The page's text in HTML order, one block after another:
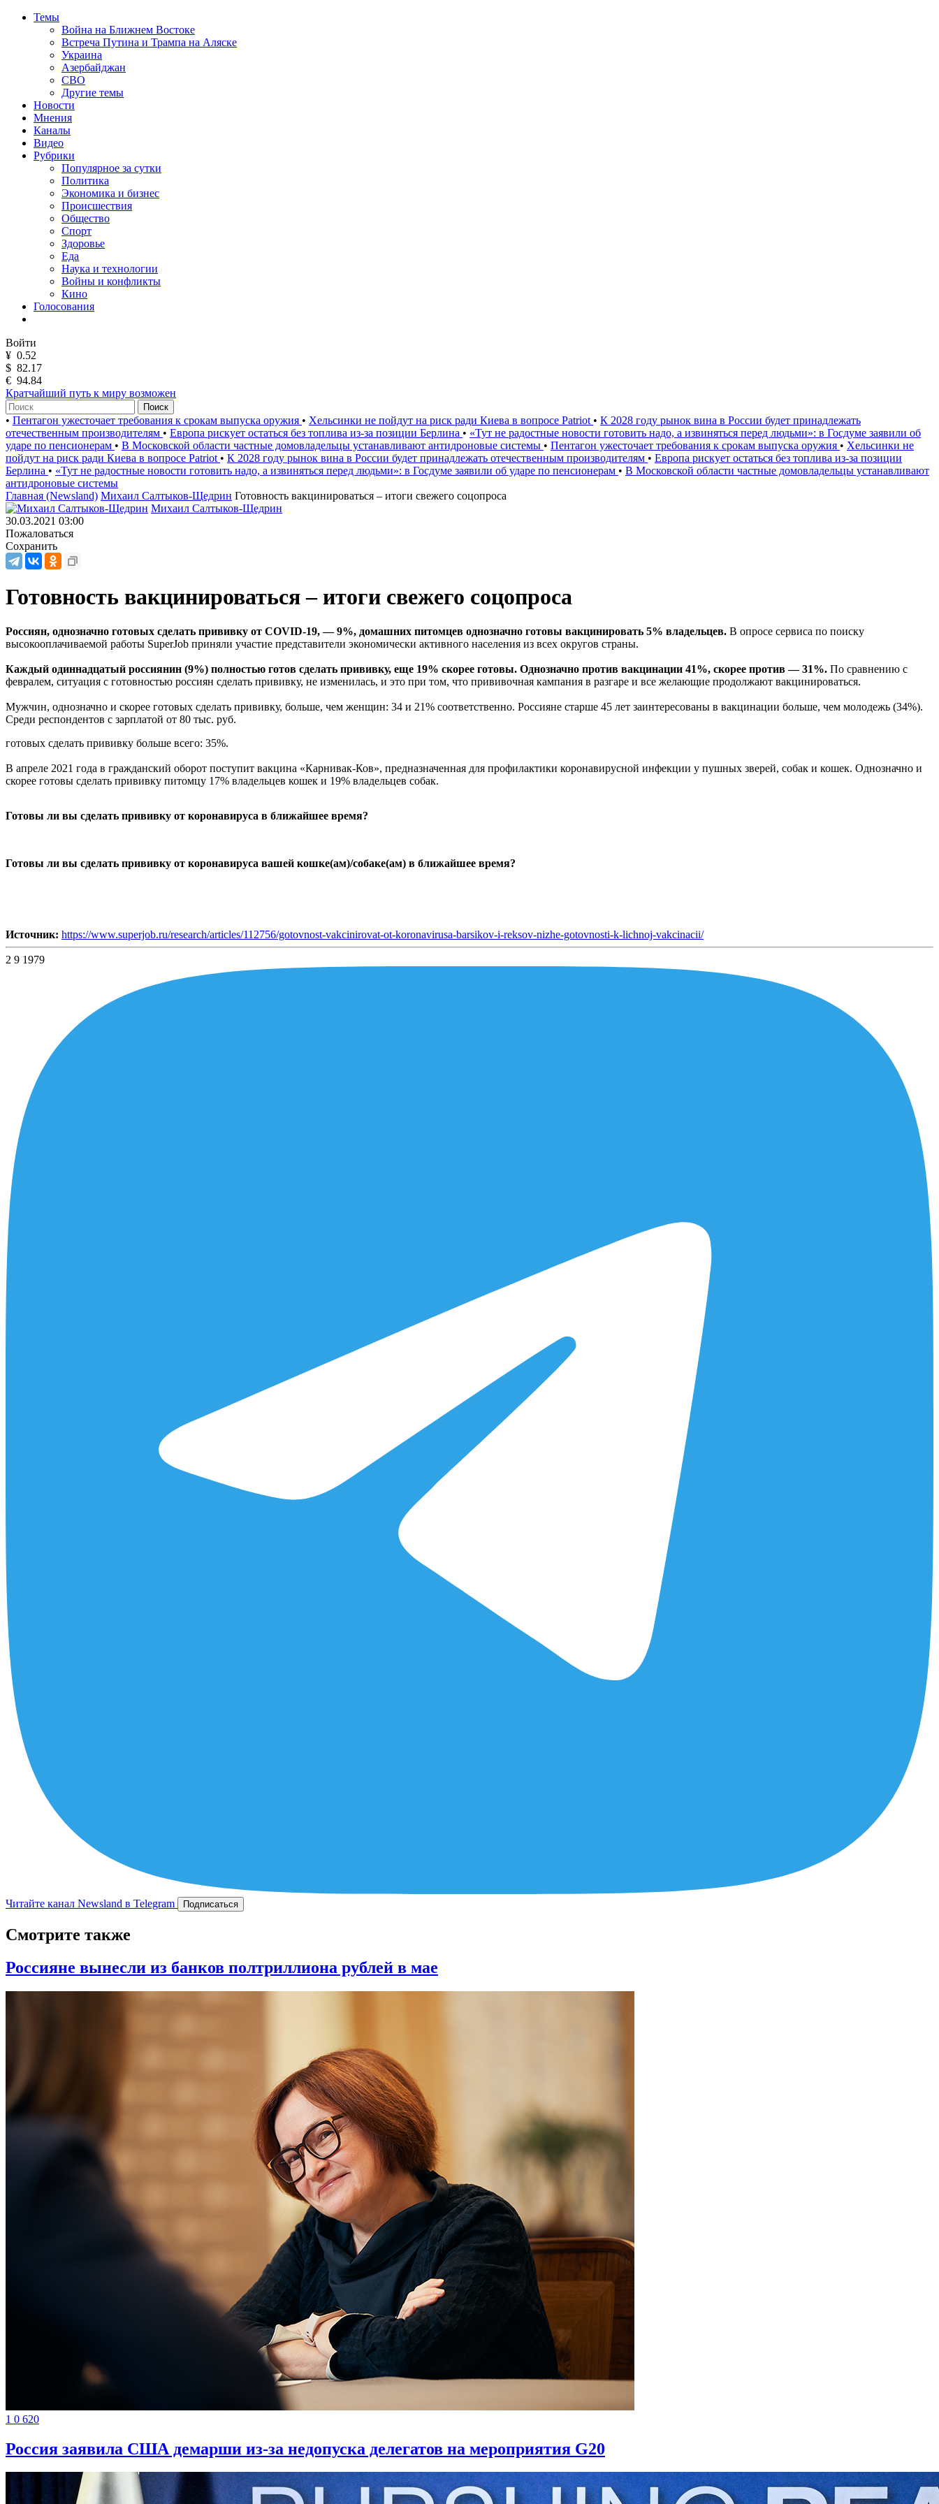
Темы
Война на Ближнем Востоке
Встреча Путина и Трампа на Аляске
Украина
Азербайджан
СВО
Другие темы
Новости
Мнения
Каналы
Видео
Рубрики
Популярное за сутки
Политика
Экономика и бизнес
Происшествия
Общество
Спорт
Здоровье
Еда
Наука и технологии
Войны и конфликты
Кино
Голосования
Войти
¥ 0.52
$ 82.17
€ 94.84
Кратчайший путь к миру возможен
Поиск
• Пентагон ужесточает требования к срокам выпуска оружия • Хельсинки не пойдут на риск ради Киева в вопросе Patriot • К 2028 году рынок вина в России будет принадлежать
отечественным производителям • Европа рискует остаться без топлива из-за позиции Берлина • «Тут не радостные новости готовить надо, а извиняться перед людьми»: в Госдуме заявили об
ударе по пенсионерам • В Московской области частные домовладельцы устанавливают антидроновые системы • Пентагон ужесточает требования к срокам выпуска оружия • Хельсинки не
пойдут на риск ради Киева в вопросе Patriot • К 2028 году рынок вина в России будет принадлежать отечественным производителям • Европа рискует остаться без топлива из-за позиции
Берлина • «Тут не радостные новости готовить надо, а извиняться перед людьми»: в Госдуме заявили об ударе по пенсионерам • В Московской области частные домовладельцы устанавливают
антидроновые системы
Главная (Newsland) Михаил Салтыков-Щедрин Готовность вакцинироваться – итоги свежего соцопроса
Михаил Салтыков-Щедрин
30.03.2021 03:00
Пожаловаться
Сохранить
Готовность вакцинироваться – итоги свежего соцопроса
Россиян, однозначно готовых сделать прививку от COVID-19, — 9%, домашних питомцев однозначно готовы вакцинировать 5% владельцев. В опросе сервиса по поиску
высокооплачиваемой работы SuperJob приняли участие представители экономически активного населения из всех округов страны.
Каждый одиннадцатый россиянин (9%) полностью готов сделать прививку, еще 19% скорее готовы. Однозначно против вакцинации 41%, скорее против — 31%. По сравнению с
февралем, ситуация с готовностью россиян сделать прививку, не изменилась, и это при том, что прививочная кампания в разгаре и все желающие продолжают вакцинироваться.
Мужчин, однозначно и скорее готовых сделать прививку, больше, чем женщин: 34 и 21% соответственно. Россияне старше 45 лет заинтересованы в вакцинации больше, чем молодежь (34%).
Среди респондентов с зарплатой от 80 тыс. руб.
готовых сделать прививку больше всего: 35%.
В апреле 2021 года в гражданский оборот поступит вакцина «Карнивак-Ков», предназначенная для профилактики коронавирусной инфекции у пушных зверей, собак и кошек. Однозначно и
скорее готовы сделать прививку питомцу 17% владельцев кошек и 19% владельцев собак.
Готовы ли вы сделать прививку от коронавируса в ближайшее время?
Готовы ли вы сделать прививку от коронавируса вашей кошке(ам)/собаке(ам) в ближайшее время?
Источник: https://www.superjob.ru/research/articles/112756/gotovnost-vakcinirovat-ot-koronavirusa-barsikov-i-reksov-nizhe-gotovnosti-k-lichnoj-vakcinacii/
2 9 1979
Читайте канал Newsland в Telegram Подписаться
Смотрите также
Россияне вынесли из банков полтриллиона рублей в мае
1 0 620
Россия заявила США демарши из-за недопуска делегатов на мероприятия G20